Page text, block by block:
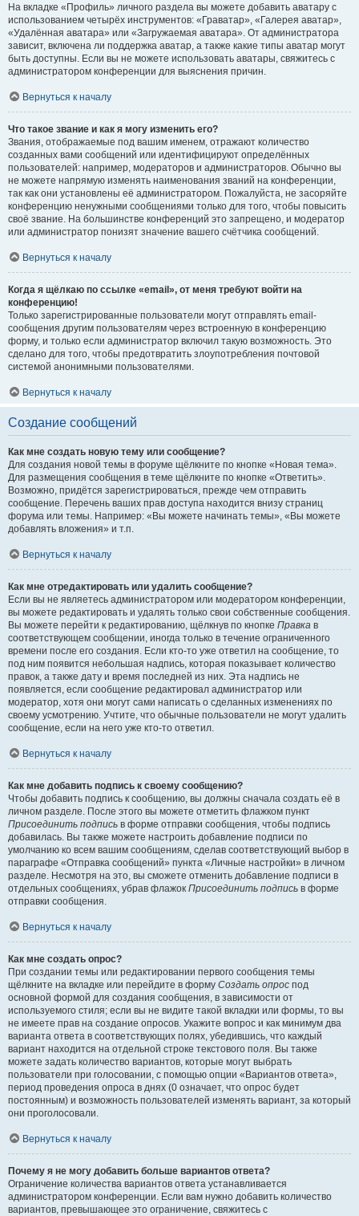
На вкладке «Профиль» личного раздела вы можете добавить аватару с
использованием четырёх инструментов: «Граватар», «Галерея аватар»,
«Удалённая аватара» или «Загружаемая аватара». От администратора
зависит, включена ли поддержка аватар, а также какие типы аватар могут
быть доступны. Если вы не можете использовать аватары, свяжитесь с
администратором конференции для выяснения причин.
Вернуться к началу
Что такое звание и как я могу изменить его?
Звания, отображаемые под вашим именем, отражают количество
созданных вами сообщений или идентифицируют определённых
пользователей: например, модераторов и администраторов. Обычно вы
не можете напрямую изменять наименования званий на конференции,
так как они установлены её администратором. Пожалуйста, не засоряйте
конференцию ненужными сообщениями только для того, чтобы повысить
своё звание. На большинстве конференций это запрещено, и модератор
или администратор понизят значение вашего счётчика сообщений.
Вернуться к началу
Когда я щёлкаю по ссылке «email», от меня требуют войти на
конференцию!
Только зарегистрированные пользователи могут отправлять email-
сообщения другим пользователям через встроенную в конференцию
форму, и только если администратор включил такую возможность. Это
сделано для того, чтобы предотвратить злоупотребления почтовой
системой анонимными пользователями.
Вернуться к началу
Создание сообщений
Как мне создать новую тему или сообщение?
Для создания новой темы в форуме щёлкните по кнопке «Новая тема».
Для размещения сообщения в теме щёлкните по кнопке «Ответить».
Возможно, придётся зарегистрироваться, прежде чем отправить
сообщение. Перечень ваших прав доступа находится внизу страниц
форума или темы. Например: «Вы можете начинать темы», «Вы можете
добавлять вложения» и т.п.
Вернуться к началу
Как мне отредактировать или удалить сообщение?
Если вы не являетесь администратором или модератором конференции,
вы можете редактировать и удалять только свои собственные сообщения.
Вы можете перейти к редактированию, щёлкнув по кнопке Правка в
соответствующем сообщении, иногда только в течение ограниченного
времени после его создания. Если кто-то уже ответил на сообщение, то
под ним появится небольшая надпись, которая показывает количество
правок, а также дату и время последней из них. Эта надпись не
появляется, если сообщение редактировал администратор или
модератор, хотя они могут сами написать о сделанных изменениях по
своему усмотрению. Учтите, что обычные пользователи не могут удалить
сообщение, если на него уже кто-то ответил.
Вернуться к началу
Как мне добавить подпись к своему сообщению?
Чтобы добавить подпись к сообщению, вы должны сначала создать её в
личном разделе. После этого вы можете отметить флажком пункт
Присоединить подпись в форме отправки сообщения, чтобы подпись
добавилась. Вы также можете настроить добавление подписи по
умолчанию ко всем вашим сообщениям, сделав соответствующий выбор в
параграфе «Отправка сообщений» пункта «Личные настройки» в личном
разделе. Несмотря на это, вы сможете отменить добавление подписи в
отдельных сообщениях, убрав флажок Присоединить подпись в форме
отправки сообщения.
Вернуться к началу
Как мне создать опрос?
При создании темы или редактировании первого сообщения темы
щёлкните на вкладке или перейдите в форму Создать опрос под
основной формой для создания сообщения, в зависимости от
используемого стиля; если вы не видите такой вкладки или формы, то вы
не имеете прав на создание опросов. Укажите вопрос и как минимум два
варианта ответа в соответствующих полях, убедившись, что каждый
вариант находится на отдельной строке текстового поля. Вы также
можете задать количество вариантов, которые могут выбрать
пользователи при голосовании, с помощью опции «Вариантов ответа»,
период проведения опроса в днях (0 означает, что опрос будет
постоянным) и возможность пользователей изменять вариант, за который
они проголосовали.
Вернуться к началу
Почему я не могу добавить больше вариантов ответа?
Ограничение количества вариантов ответа устанавливается
администратором конференции. Если вам нужно добавить количество
вариантов, превышающее это ограничение, свяжитесь с